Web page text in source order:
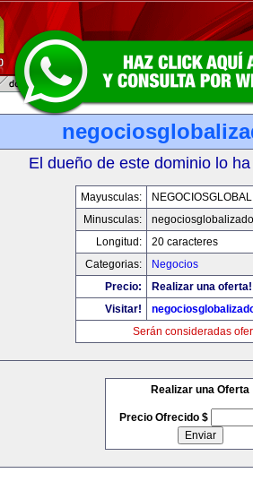
El dueño de este dominio lo
Mayusculas:
Minusculas:
Longitud:
20 caracteres
Categorias:
Negocios
Precio:
Realizar una oferta!
Visitar!
Serán consideradas
Realizar una Oferta
Precio Ofrecido $